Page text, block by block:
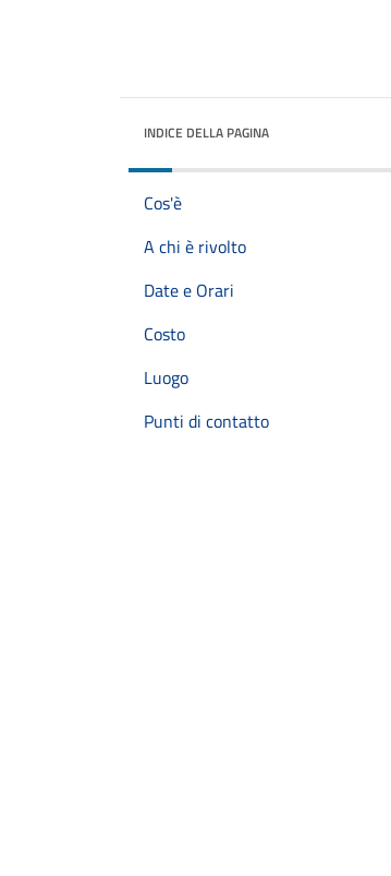
INDICE DELLA PAGINA
Cos'è
A chi è rivolto
Date e Orari
Costo
Luogo
Punti di contatto